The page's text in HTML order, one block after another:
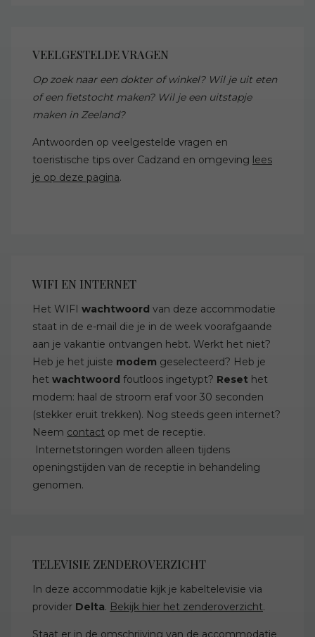
VEELGESTELDE VRAGEN
Op zoek naar een dokter of winkel? Wil je uit eten
of een fietstocht maken? Wil je een uitstapje
maken in Zeeland?
Antwoorden op veelgestelde vragen en
toeristische tips over Cadzand en omgeving lees
je op deze pagina.
WIFI EN INTERNET
Het WIFI wachtwoord van deze accommodatie
staat in de e-mail die je in de week voorafgaande
aan je vakantie ontvangen hebt. Werkt het niet?
Heb je het juiste modem geselecteerd? Heb je
het wachtwoord foutloos ingetypt? Reset het
modem: haal de stroom eraf voor 30 seconden
(stekker eruit trekken). Nog steeds geen internet?
Neem contact op met de receptie.
Internetstoringen worden alleen tijdens
openingstijden van de receptie in behandeling
genomen.
TELEVISIE ZENDEROVERZICHT
In deze accommodatie kijk je kabeltelevisie via
provider Delta. Bekijk hier het zenderoverzicht.
Staat er in de omschrijving van de accommodatie